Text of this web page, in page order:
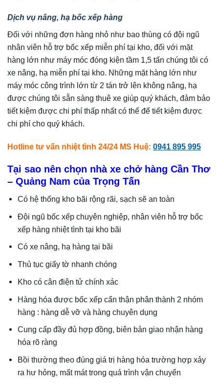
Dịch vụ nâng, hạ bốc xếp hàng
Đối với những đơn hàng nhỏ như bao thùng có đội ngũ
nhân viên hỗ trợ bốc xếp miễn phí tại kho, đối với mặt
hàng lớn như máy móc đóng kiện tầm 1,5 tấn chúng tôi có
xe nâng, hạ miễn phí tại kho. Những mặt hàng lớn như
máy móc công trình lớn từ 2 tán trở lên không nâng, hạ
được chúng tôi sẵn sàng thuê xe giúp quý khách, đảm bảo
tiết kiệm được chi phí thấp nhất có thể để tiết kiệm được
chi phí cho quý khách.
Hotline tư vấn nhiệt tình 24/24 MS Huệ: 0941 895 995
Tại sao nên chọn nhà xe chở hàng Cần Thơ
– Quảng Nam của Trọng Tấn
Có hệ thống kho bãi rộng rãi, sạch sẽ an toàn
Đội ngũ bốc xếp chuyên nghiệp, nhân viên hỗ trợ bốc
xếp hàng nhiệt tình tại kho bãi
Có xe nâng, hạ hàng tại bãi
Thủ tục giấy tờ nhanh chóng
Kho có cân điện tử chính xác
Hàng hóa được bốc xếp cẩn thận phân thành 2 nhóm
hàng : hàng dễ vỡ và hàng chuyên dụng
Cung cấp đầy đủ hợp đồng, biên bản giao nhận hàng
hóa rõ ràng
Bồi thường theo đúng giá trị hàng hóa trường hợp xảy
ra hư hỏng, mất mát trong quá trình vận chuyển